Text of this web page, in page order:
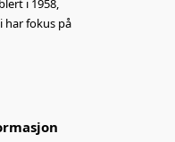
i 1958,
har fokus på